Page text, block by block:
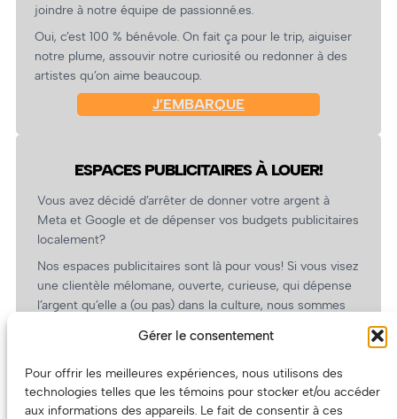
Gérer le consentement
Pour offrir les meilleures expériences, nous utilisons des
technologies telles que les témoins pour stocker et/ou accéder
aux informations des appareils. Le fait de consentir à ces
joindre à notre équipe de passionné.es.
Oui, c’est 100 % bénévole. On fait ça pour le trip, aiguiser
notre plume, assouvir notre curiosité ou redonner à des
artistes qu’on aime beaucoup.
J’EMBARQUE
ESPACES PUBLICITAIRES À LOUER!
Vous avez décidé d’arrêter de donner votre argent à
Meta et Google et de dépenser vos budgets publicitaires
localement?
Nos espaces publicitaires sont là pour vous! Si vous visez
une clientèle mélomane, ouverte, curieuse, qui dépense
l’argent qu’elle a (ou pas) dans la culture, nous sommes
revient.
(Oui, on va avoir des tarifs spéciaux pour vous, les